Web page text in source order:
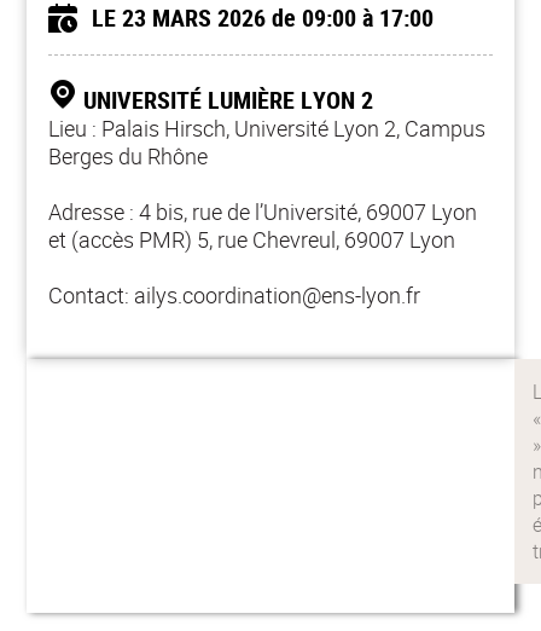
LE 23 MARS 2026de 09:00 à 17:00
UNIVERSITÉ LUMIÈRE LYON 2
Lieu : Palais Hirsch, Université Lyon 2, Campus
Berges du Rhône
Adresse : 4 bis, rue de l’Université, 69007 Lyon
et (accès PMR) 5, rue Chevreul, 69007 Lyon
Contact: ailys.coordination@ens-lyon.fr